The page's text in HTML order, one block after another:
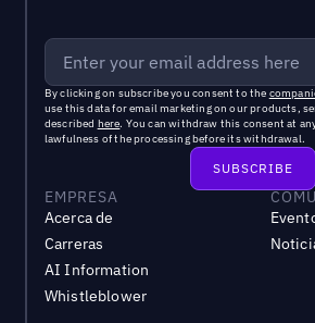
By clicking on subscribe you consent to the
use this data for email marketing on our products,
described here. You can withdraw this consent at
lawfulness of the processing before its withdrawal.
EMPRESA
Acerca de
Carreras
AI Information
Whistleblower